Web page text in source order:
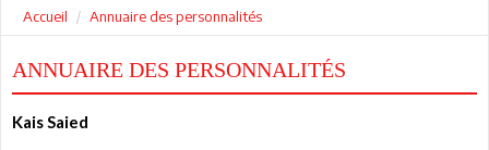
Accueil Annuaire des personnalités
ANNUAIRE DES PERSONNALITÉS
Kais Saied